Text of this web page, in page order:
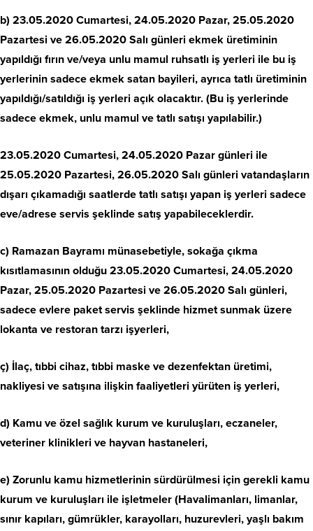
b) 23.05.2020 Cumartesi, 24.05.2020 Pazar, 25.05.2020
Pazartesi ve 26.05.2020 Salı günleri ekmek üretiminin
yapıldığı fırın ve/veya unlu mamul ruhsatlı iş yerleri ile bu iş
yerlerinin sadece ekmek satan bayileri, ayrıca tatlı üretiminin
yapıldığı/satıldığı iş yerleri açık olacaktır. (Bu iş yerlerinde
sadece ekmek, unlu mamul ve tatlı satışı yapılabilir.)
23.05.2020 Cumartesi, 24.05.2020 Pazar günleri ile
25.05.2020 Pazartesi, 26.05.2020 Salı günleri vatandaşların
dışarı çıkamadığı saatlerde tatlı satışı yapan iş yerleri sadece
eve/adrese servis şeklinde satış yapabileceklerdir.
c) Ramazan Bayramı münasebetiyle, sokağa çıkma
kısıtlamasının olduğu 23.05.2020 Cumartesi, 24.05.2020
Pazar, 25.05.2020 Pazartesi ve 26.05.2020 Salı günleri,
sadece evlere paket servis şeklinde hizmet sunmak üzere
lokanta ve restoran tarzı işyerleri,
ç) İlaç, tıbbi cihaz, tıbbi maske ve dezenfektan üretimi,
nakliyesi ve satışına ilişkin faaliyetleri yürüten iş yerleri,
d) Kamu ve özel sağlık kurum ve kuruluşları, eczaneler,
veteriner klinikleri ve hayvan hastaneleri,
e) Zorunlu kamu hizmetlerinin sürdürülmesi için gerekli kamu
kurum ve kuruluşları ile işletmeler (Havalimanları, limanlar,
sınır kapıları, gümrükler, karayolları, huzurevleri, yaşlı bakım